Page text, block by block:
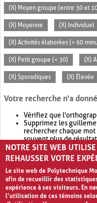
(X) Moyen groupe (entre 30 et
(X) Moyenne (X) Individuel
(X) Activités élaborées (> 60
(X) Petit groupe (< 30) (X)
(X) Sporadiques (X) Élevée
Votre recherche n'a
Vérifiez que
Supprimez les
rechercher chaque mot
souvent plus de
Envisagez d'élargir
retournera souvent
NOTRE SITE WEB
REHAUSSER VOTRE
Le site web de Polytechnique
afin de recueillir des
expérience à ses visiteurs. En
l’utilisation de ces témoins